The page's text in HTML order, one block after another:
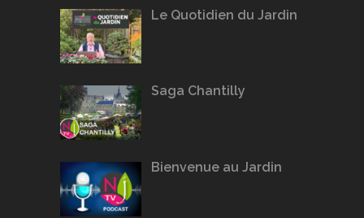
Le Quotidien du Jardin
Saga Chantilly
Bienvenue au Jardin